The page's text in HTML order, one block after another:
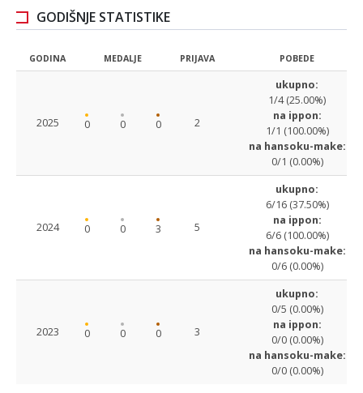
GODIŠNJE STATISTIKE
GODINA MEDALJE PRIJAVA POBEDE
2025 0 0 0 2
ukupno:
1/4 (25.00%)
na ippon:
1/1 (100.00%)
na hansoku-make:
0/1 (0.00%)
2024 0 0 3 5
ukupno:
6/16 (37.50%)
na ippon:
6/6 (100.00%)
na hansoku-make:
0/6 (0.00%)
2023 0 0 0 3
ukupno:
0/5 (0.00%)
na ippon:
0/0 (0.00%)
na hansoku-make:
0/0 (0.00%)